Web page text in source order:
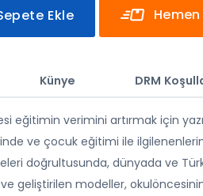
Ekle
Künye DRM
eğitimin verimini artırmak için
ve çocuk eğitimi ile ilgilenenlerin
doğrultusunda, dünyada ve
geliştirilen modeller,